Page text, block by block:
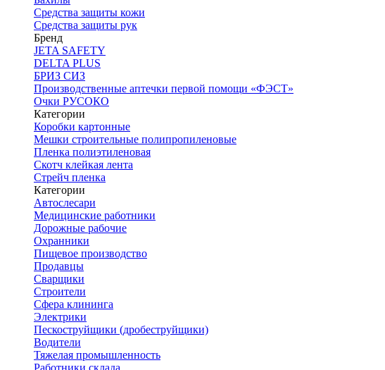
Средства защиты кожи
Средства защиты рук
Бренд
JETA SAFETY
DELTA PLUS
БРИЗ СИЗ
Производственные аптечки первой помощи «ФЭСТ»
Очки РУСОКО
Категории
Коробки картонные
Мешки строительные полипропиленовые
Пленка полиэтиленовая
Скотч клейкая лента
Стрейч пленка
Категории
Автослесари
Медицинские работники
Дорожные рабочие
Охранники
Пищевое производство
Продавцы
Сварщики
Строители
Сфера клининга
Электрики
Пескоструйщики (дробеструйщики)
Водители
Тяжелая промышленность
Работники склада